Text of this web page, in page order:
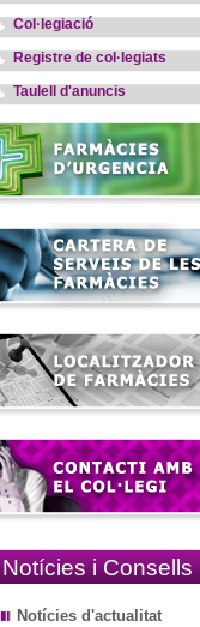
Col·legiació
Registre de col·legiats
Taulell d'anuncis
Notícies i Consells
Notícies d'actualitat